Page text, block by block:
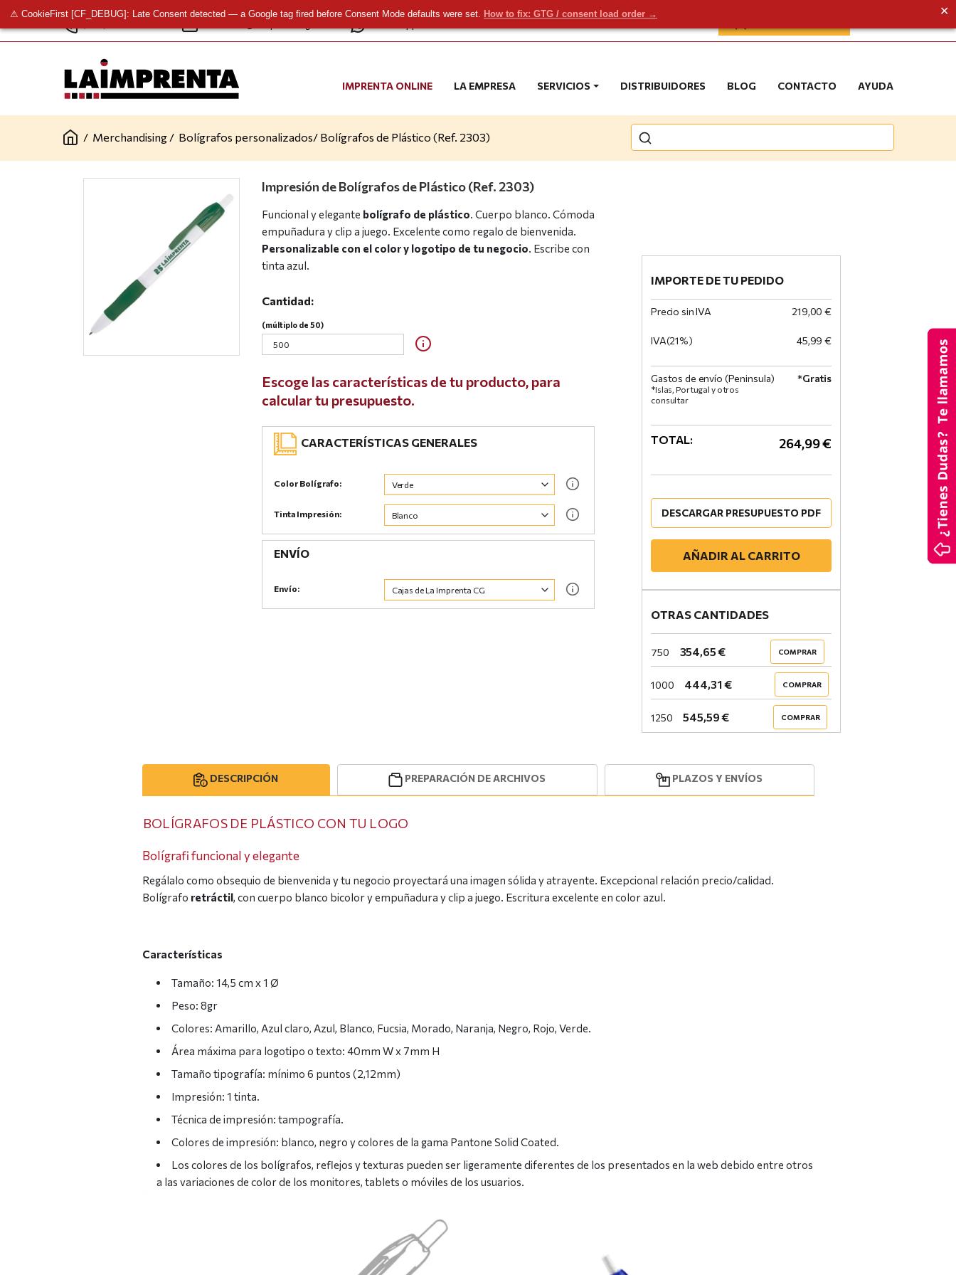
⚠ CookieFirst [CF_DEBUG]: Late Consent detected — a Google tag fired before Consent Mode defaults were set. How to fix: GTG / consent load order →
✕
IMPRENTA ONLINE LA EMPRESA SERVICIOS DISTRIBUIDORES BLOG CONTACTO AYUDA
/ Merchandising / Bolígrafos personalizados/ Bolígrafos de Plástico (Ref. 2303)
Impresión de Bolígrafos de Plástico (Ref. 2303)
Funcional y elegante bolígrafo de plástico. Cuerpo blanco. Cómoda
empuñadura y clip a juego. Excelente como regalo de bienvenida.
Personalizable con el color y logotipo de tu negocio. Escribe con
tinta azul.
Cantidad:
(múltiplo de 50)
Escoge las características de tu producto, para
calcular tu presupuesto.
CARACTERÍSTICAS GENERALES
Color Bolígrafo:
Tinta Impresión:
ENVÍO
Envío:
IMPORTE DE TU PEDIDO
Precio sin IVA 219,00 €
IVA(21%) 45,99 €
Gastos de envío (Peninsula)
*Islas, Portugal y otros
consultar
*Gratis
TOTAL: 264,99 €
DESCARGAR PRESUPUESTO PDF
AÑADIR AL CARRITO
OTRAS CANTIDADES
750 354,65 € COMPRAR
1000 444,31 € COMPRAR
1250 545,59 € COMPRAR
DESCRIPCIÓN PREPARACIÓN DE ARCHIVOS PLAZOS Y ENVÍOS
BOLÍGRAFOS DE PLÁSTICO CON TU LOGO
Bolígrafi funcional y elegante
Regálalo como obsequio de bienvenida y tu negocio proyectará una imagen sólida y atrayente. Excepcional relación precio/calidad.
Bolígrafo retráctil, con cuerpo blanco bicolor y empuñadura y clip a juego. Escritura excelente en color azul.
Características
Tamaño: 14,5 cm x 1 Ø
Peso: 8gr
Colores: Amarillo, Azul claro, Azul, Blanco, Fucsia, Morado, Naranja, Negro, Rojo, Verde.
Área máxima para logotipo o texto: 40mm W x 7mm H
Tamaño tipografía: mínimo 6 puntos (2,12mm)
Impresión: 1 tinta.
Técnica de impresión: tampografía.
Colores de impresión: blanco, negro y colores de la gama Pantone Solid Coated.
Los colores de los bolígrafos, reflejos y texturas pueden ser ligeramente diferentes de los presentados en la web debido entre otros
a las variaciones de color de los monitores, tablets o móviles de los usuarios.